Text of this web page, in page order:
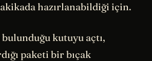
hazırlanabildiği için.
kutuyu açtı,
paketi bir bıçak